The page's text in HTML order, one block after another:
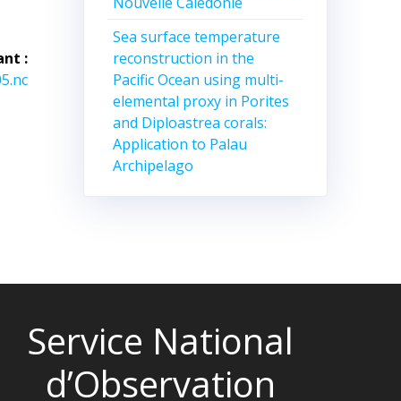
:
Sea surface temperature
reconstruction in the
Pacific Ocean using multi-
elemental proxy in Porites
and Diploastrea corals:
Application to Palau
Archipelago
Service National
d’Observation